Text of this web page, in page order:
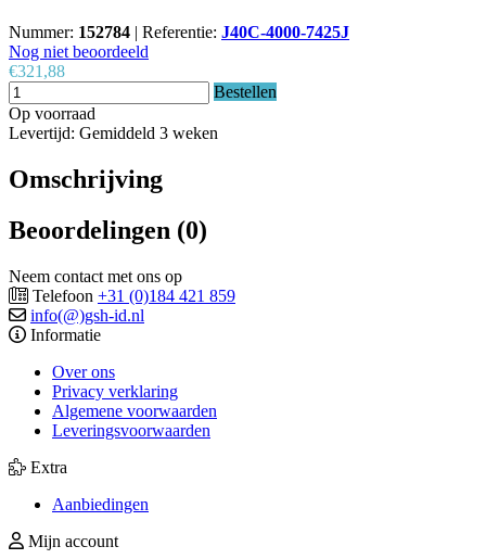
Nummer: 152784 | Referentie: J40C-4000-7425J
Nog niet beoordeeld
€321,88
Bestellen
Op voorraad
Levertijd: Gemiddeld 3 weken
Omschrijving
Beoordelingen (0)
Neem contact met ons op
Telefoon +31 (0)184 421 859
info(@)gsh-id.nl
Informatie
Over ons
Privacy verklaring
Algemene voorwaarden
Leveringsvoorwaarden
Extra
Aanbiedingen
Mijn account